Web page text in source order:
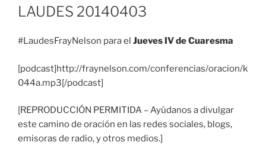
EL
LAUDES 20140403
#LaudesFrayNelson para el Jueves IV de Cuaresma
[podcast]http://fraynelson.com/conferencias/oracion/k
044a.mp3[/podcast]
[REPRODUCCIÓN PERMITIDA – Ayúdanos a divulgar
este camino de oración en las redes sociales, blogs,
emisoras de radio, y otros medios.]